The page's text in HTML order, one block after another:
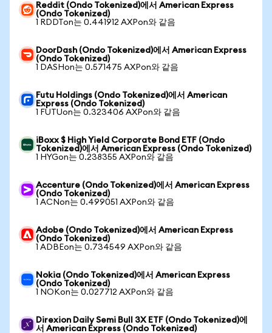
Reddit (Ondo Tokenized)에서 American Express
(Ondo Tokenized)
1 RDDTon는 0.441912 AXPon와 같음
DoorDash (Ondo Tokenized)에서 American Express
(Ondo Tokenized)
1 DASHon는 0.571475 AXPon와 같음
Futu Holdings (Ondo Tokenized)에서 American
Express (Ondo Tokenized)
1 FUTUon는 0.323406 AXPon와 같음
iBoxx $ High Yield Corporate Bond ETF (Ondo
Tokenized)에서 American Express (Ondo Tokenized)
1 HYGon는 0.238355 AXPon와 같음
Accenture (Ondo Tokenized)에서 American Express
(Ondo Tokenized)
1 ACNon는 0.499051 AXPon와 같음
Adobe (Ondo Tokenized)에서 American Express
(Ondo Tokenized)
1 ADBEon는 0.734549 AXPon와 같음
Nokia (Ondo Tokenized)에서 American Express
(Ondo Tokenized)
1 NOKon는 0.027712 AXPon와 같음
Direxion Daily Semi Bull 3X ETF (Ondo Tokenized)에
서 American Express (Ondo Tokenized)